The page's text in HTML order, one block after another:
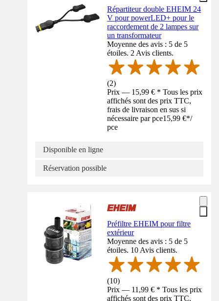
Répartiteur double EHEIM 24
V pour powerLED+ pour le
raccordement de 2 lampes sur
un transformateur
Moyenne des avis : 5 de 5
étoiles. 2 Avis clients.
(2)
Prix — 15,99 € * Tous les prix
affichés sont des prix TTC,
frais de livraison en sus si
nécessaire par pce15,99 €*/
pce
Disponible en ligne
Réservation possible
Préfiltre EHEIM pour filtre
extérieur
Moyenne des avis : 5 de 5
étoiles. 10 Avis clients.
(10)
Prix — 11,99 € * Tous les prix
affichés sont des prix TTC,